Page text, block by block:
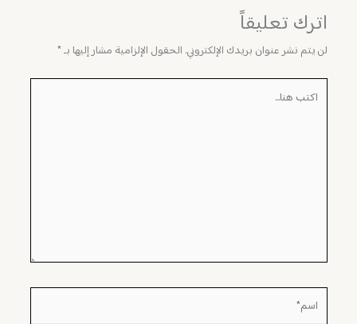
اترك تعليقاً
لن يتم نشر عنوان بريدك الإلكتروني. الحقول الإلزامية مشار إليها بـ*
اسم*